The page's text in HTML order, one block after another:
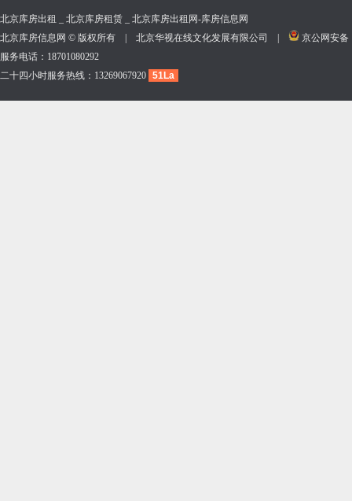
北京库房出租 _ 北京库房租赁 _ 北京库房出租网-库房信息网
北京库房信息网 © 版权所有 | 北京华视在线文化发展有限公司 |
京公网安备
服务电话：18701080292
二十四小时服务热线：13269067920 51La